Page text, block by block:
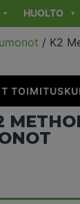
HUOLTO
/ K2